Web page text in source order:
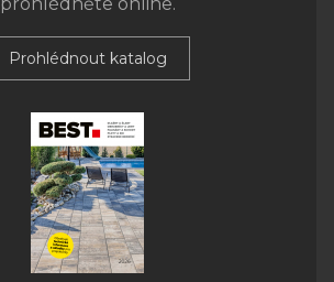
Prohlédnout katalog